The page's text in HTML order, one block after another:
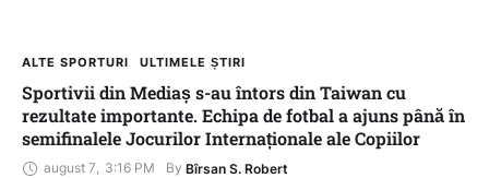
ALTE SPORTURI ULTIMELE ȘTIRI
Sportivii din Mediaș s-au întors din Taiwan cu
rezultate importante. Echipa de fotbal a ajuns până în
semifinalele Jocurilor Internaționale ale Copiilor
august 7, 3:16 PM By Bîrsan S. Robert